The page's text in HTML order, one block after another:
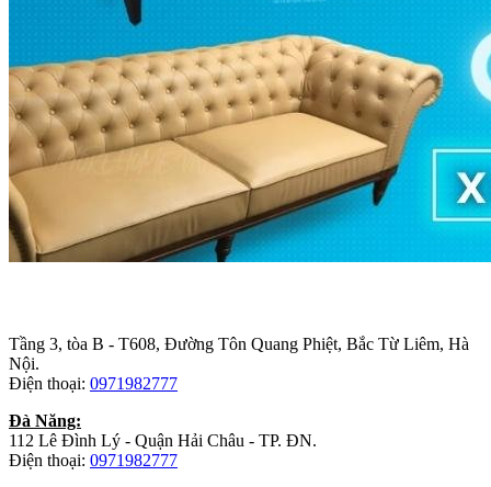
Tầng 3, tòa B - T608, Đường Tôn Quang Phiệt, Bắc Từ Liêm, Hà
Nội.
Điện thoại: 0971982777
Đà Năng:
112 Lê Đình Lý - Quận Hải Châu - TP. ĐN.
Điện thoại: 0971982777